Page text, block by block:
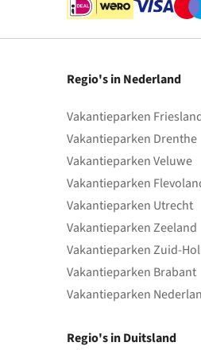
Regio's in Nederland
Vakantieparken
Vakantieparken Drenthe
Vakantieparken Veluwe
Vakantieparken
Vakantieparken Utrecht
Vakantieparken Zeeland
Vakantieparken Zuid-
Vakantieparken Brabant
Vakantieparken
Regio's in Duitsland